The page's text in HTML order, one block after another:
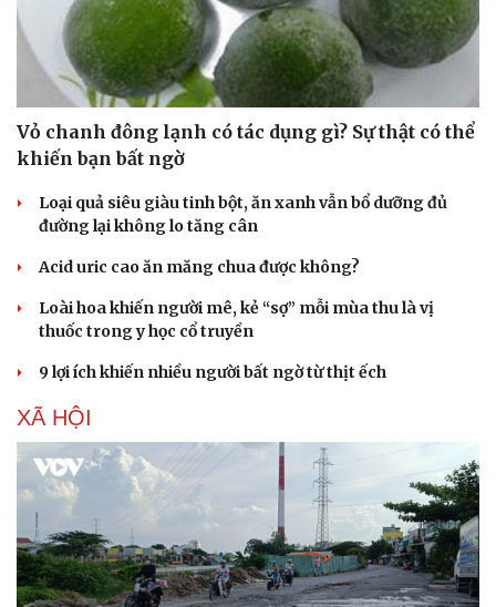
Du lịch
Tư vấn
Săn Tour
check-in
Podcast
Câu chuyện thời sự
Đọc truyện đêm khuya
Cửa sổ tình yêu
Kể chuyện cho bé
Hạt giống tâm hồn
Vỏ chanh đông lạnh có tác dụng gì? Sự thật có thể
khiến bạn bất ngờ
Loại quả siêu giàu tinh bột, ăn xanh vẫn bổ dưỡng đủ
đường lại không lo tăng cân
Acid uric cao ăn măng chua được không?
Loài hoa khiến người mê, kẻ “sợ” mỗi mùa thu là vị
thuốc trong y học cổ truyền
9 lợi ích khiến nhiều người bất ngờ từ thịt ếch
XÃ HỘI